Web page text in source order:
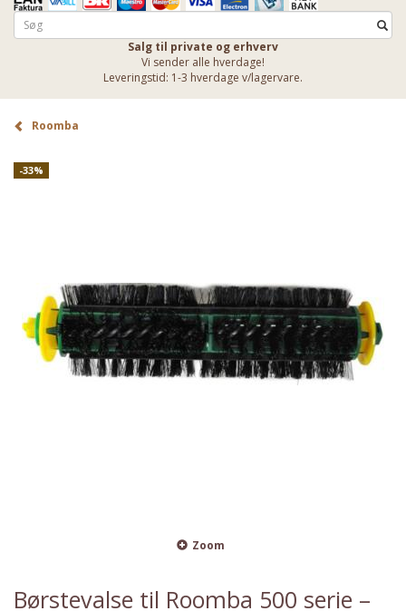
Salg til private og erhverv
Vi sender alle hverdage!
Leveringstid: 1-3 hverdage v/lagervare.
Roomba
-33%
Zoom
Børstevalse til Roomba 500 serie –